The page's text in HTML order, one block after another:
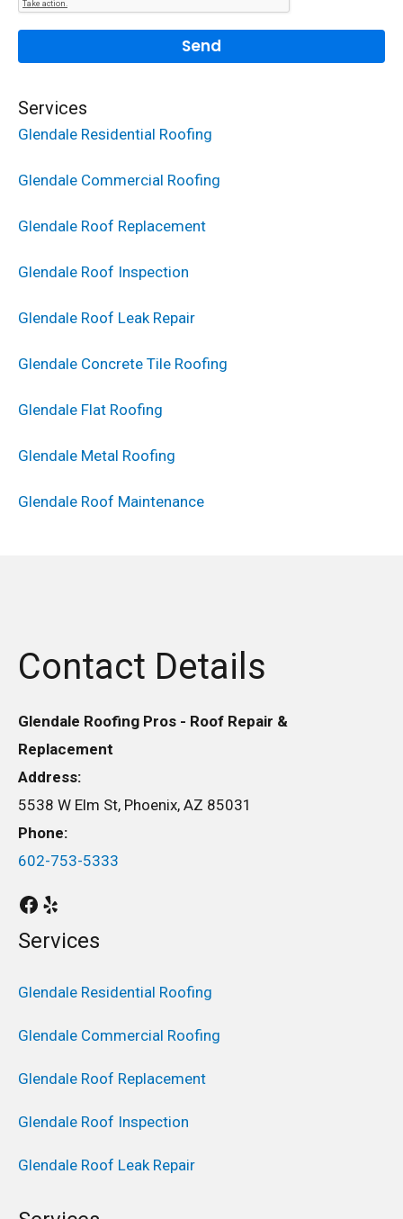
Services
Glendale Residential Roofing
Glendale Commercial Roofing
Glendale Roof Replacement
Glendale Roof Inspection
Glendale Roof Leak Repair
Glendale Concrete Tile Roofing
Glendale Flat Roofing
Glendale Metal Roofing
Glendale Roof Maintenance
Contact Details
Glendale Roofing Pros - Roof Repair &
Replacement
Address:
5538 W Elm St, Phoenix, AZ 85031
Phone:
602-753-5333
Services
Glendale Residential Roofing
Glendale Commercial Roofing
Glendale Roof Replacement
Glendale Roof Inspection
Glendale Roof Leak Repair